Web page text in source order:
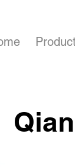
Product